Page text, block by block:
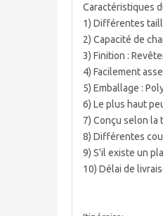
Caractéristiques
1) Différentes
2) Capacité de
3) Finition :
4) Facilement
5) Emballage :
6) Le plus haut
7) Conçu selon la
8) Différentes
9) S'il existe un
10) Délai de